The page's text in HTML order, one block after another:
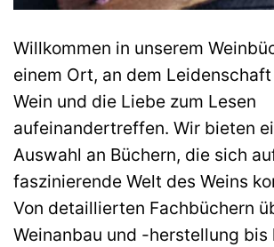
Willkommen in unserem
einem Ort, an dem
Wein und die Liebe zum Lesen
aufeinandertreffen. Wir bieten
Auswahl an Büchern, die sich
faszinierende Welt des Weins
Von detaillierten Fachbüchern
Weinanbau und -herstellung bis